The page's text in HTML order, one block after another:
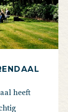
heeft